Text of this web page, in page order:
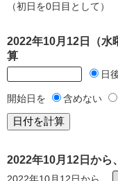
（初日を0日目として）
2022年10月12日（水
算
日
開始日を 含めない
2022年10月12日から